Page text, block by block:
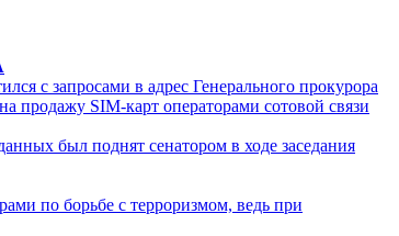
с запросами в адрес Генерального прокурора
продажу SIM-карт операторами сотовой связи
был поднят сенатором в ходе заседания
по борьбе с терроризмом, ведь при